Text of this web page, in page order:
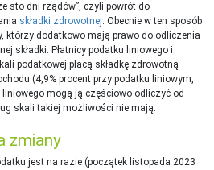
sto dni rządów”, czyli powrót do
składki zdrowotnej. Obecnie w ten sposób
którzy dodatkowo mają prawo do odliczenia
składki. Płatnicy podatku liniowego i
podatkowej płacą składkę zdrowotną
(4,9% procent przy podatku liniowym,
liniowego mogą ją częściowo odliczyć od
skali takiej możliwości nie mają.
zmiany
jest na razie (początek listopada 2023